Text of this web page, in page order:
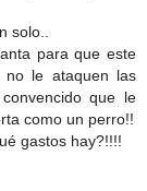
solo..
para que este
no le ataquen las
que le
como un perro!!
gastos hay?!!!!